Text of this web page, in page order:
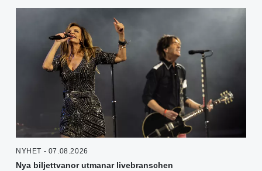
NYHET - 07.08.2026
Nya biljettvanor utmanar livebranschen